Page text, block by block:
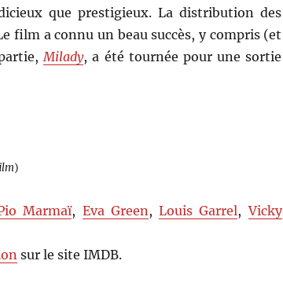
que prestigieux. La distribution des
film a connu un beau succès, y compris (et
Milady, a été tournée pour une sortie
)
Marmaï, Eva Green,Louis Garrel,Vicky
sur le site IMDB.